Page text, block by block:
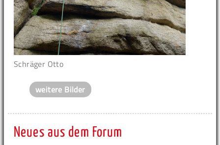
Schräger Otto
weitere Bilder
Neues aus dem Forum